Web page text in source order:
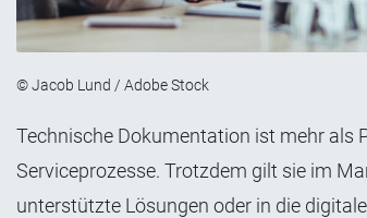
© Jacob Lund / Adobe Stock
Technische Dokumentation ist mehr als
Serviceprozesse. Trotzdem gilt sie im
unterstützte Lösungen oder in die